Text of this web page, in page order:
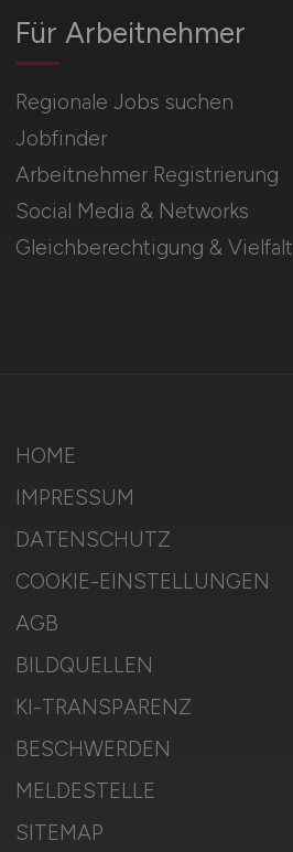
Für Arbeitnehmer
Regionale Jobs suchen
Jobfinder
Arbeitnehmer Registrierung
Social Media & Networks
Gleichberechtigung & Vielfalt
HOME
IMPRESSUM
DATENSCHUTZ
COOKIE-EINSTELLUNGEN
AGB
BILDQUELLEN
KI-TRANSPARENZ
BESCHWERDEN
MELDESTELLE
SITEMAP